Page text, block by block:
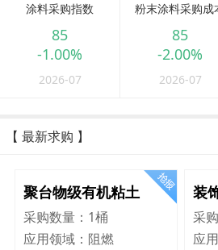
涂料采购指数
85
-1.00%
2026-07
粉末涂料采购成
85
-2.00%
2026-07
【 最新求购 】
聚台物级有机粘土
采购数量： 1桶
应用领域： 阻燃
装
采
应